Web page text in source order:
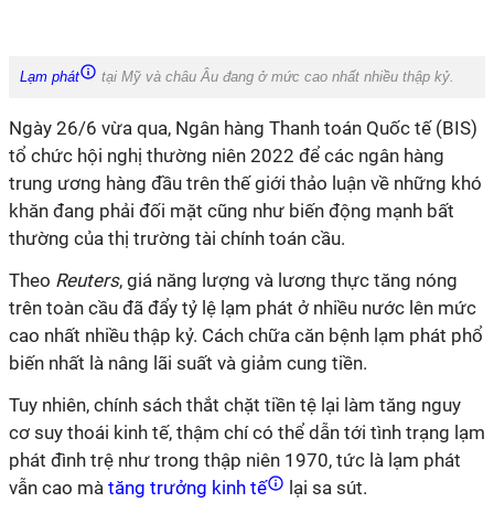
Lạm phát tại Mỹ và châu Âu đang ở mức cao nhất nhiều thập kỷ.
Ngày 26/6 vừa qua, Ngân hàng Thanh toán Quốc tế (BIS)
tổ chức hội nghị thường niên 2022 để các ngân hàng
trung ương hàng đầu trên thế giới thảo luận về những khó
khăn đang phải đối mặt cũng như biến động mạnh bất
thường của thị trường tài chính toán cầu.
Theo Reuters, giá năng lượng và lương thực tăng nóng
trên toàn cầu đã đẩy tỷ lệ lạm phát ở nhiều nước lên mức
cao nhất nhiều thập kỷ. Cách chữa căn bệnh lạm phát phổ
biến nhất là nâng lãi suất và giảm cung tiền.
Tuy nhiên, chính sách thắt chặt tiền tệ lại làm tăng nguy
cơ suy thoái kinh tế, thậm chí có thể dẫn tới tình trạng lạm
phát đình trệ như trong thập niên 1970, tức là lạm phát
vẫn cao mà tăng trưởng kinh tế
lại sa sút.